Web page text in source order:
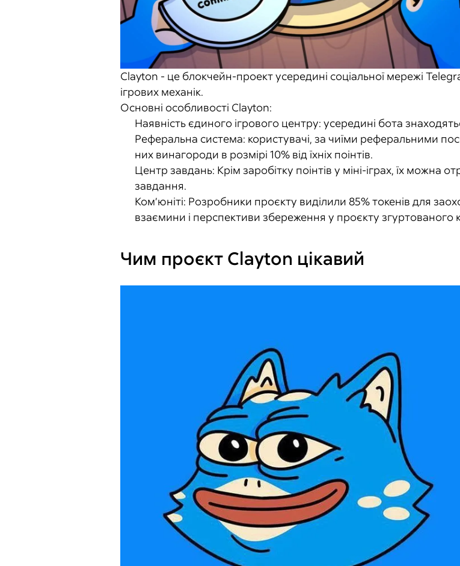
Clayton - це блокчейн-проект усередині соціальної мережі
ігрових механік.
Основні особливості Clayton:
Наявність єдиного ігрового центру: усередині бота
Реферальна система: користувачі, за чиїми реферальними
них винагороди в розмірі 10% від їхніх поінтів.
Центр завдань: Крім заробітку поінтів у міні-іграх, їх можна
завдання.
Ком’юніті: Розробники проєкту виділили 85% токенів для
взаємини і перспективи збереження у проєкту згуртованого
Чим проєкт Clayton цікавий